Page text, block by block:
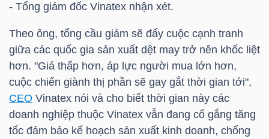
- Tổng giám đốc Vinatex nhận xét.
Theo ông, tổng cầu giảm sẽ đẩy cuộc cạnh tranh
giữa các quốc gia sản xuất dệt may trở nên khốc liệt
hơn. "Giá thấp hơn, áp lực người mua lớn hơn,
cuộc chiến giành thị phần sẽ gay gắt thời gian tới",
CEO Vinatex nói và cho biết thời gian này các
doanh nghiệp thuộc Vinatex vẫn đang cố gắng tăng
tốc đảm bảo kế hoạch sản xuất kinh doanh, chống
NGUYÊN
LIỆU
CÔNG
NGHIỆP